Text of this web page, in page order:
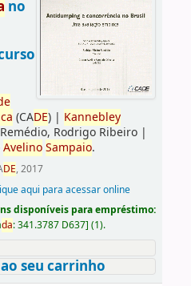
no
(CADE)| Kannebley
Remédio, Rodrigo Ribeiro|
Avelino Sampaio.
DE, 2017
aqui para acessar online
disponíveis para empréstimo:
da:341.3787 D637] (1).
seu carrinho